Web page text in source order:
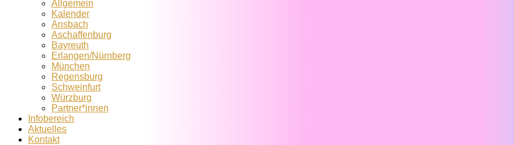
Allgemein
Kalender
Ansbach
Aschaffenburg
Bayreuth
Erlangen/Nürnberg
München
Regensburg
Schweinfurt
Würzburg
Partner*innen
Infobereich
Aktuelles
Kontakt